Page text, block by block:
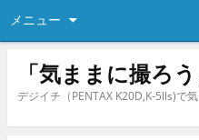
メニュー
「気ままに撮ろ
デジイチ（PENTAX K20D,K-5lls)で